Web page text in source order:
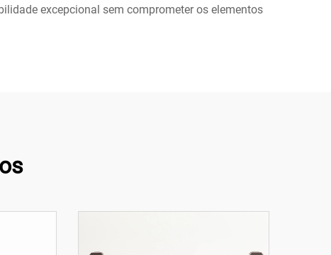
excepcional sem comprometer os elementos